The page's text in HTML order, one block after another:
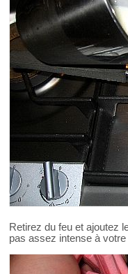
Retirez du feu et ajoutez
pas assez intense à votre